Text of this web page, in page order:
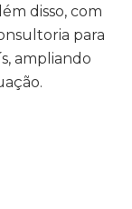
disso, com
para
ampliando